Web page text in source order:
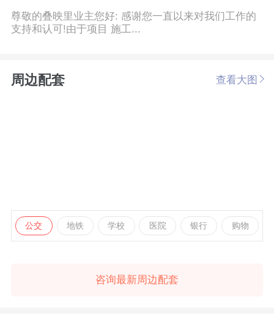
尊敬的叠映里业主您好: 感谢您一直以来对我们工作的
支持和认可!由于项目 施工...
周边配套 查看大图
公交 地铁 学校 医院 银行 购物
咨询最新周边配套